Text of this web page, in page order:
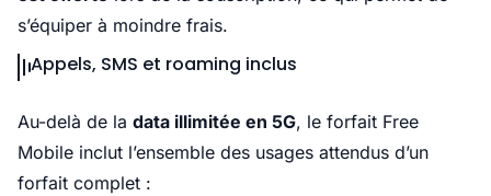
s’équiper à moindre frais.
Appels, SMS et roaming inclus
Au-delà de la data illimitée en 5G, le forfait Free
Mobile inclut l’ensemble des usages attendus d’un
forfait complet :